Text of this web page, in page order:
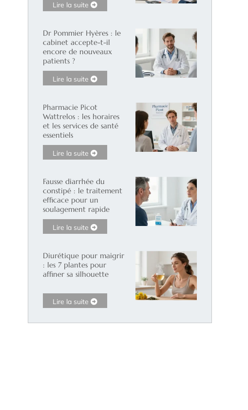
Lire la suite
Dr Pommier Hyères : le
cabinet accepte-t-il
encore de nouveaux
patients ?
Lire la suite
Pharmacie Picot
Wattrelos : les horaires
et les services de santé
essentiels
Lire la suite
Fausse diarrhée du
constipé : le traitement
efficace pour un
soulagement rapide
Lire la suite
Diurétique pour maigrir
: les 7 plantes pour
affiner sa silhouette
Lire la suite